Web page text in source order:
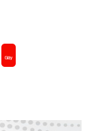
Giây